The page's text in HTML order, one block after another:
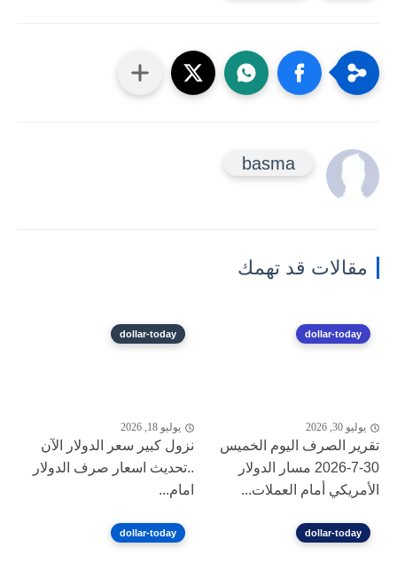
basma
مقالات قد تهمك
dollar-today
يوليو 30, 2026
تقرير الصرف اليوم الخميس
30-7-2026 مسار الدولار
الأمريكي أمام العملات...
dollar-today
يوليو 18, 2026
نزول كبير ‎سعر الدولار الآن
..تحديث اسعار صرف الدولار
امام...
dollar-today
dollar-today